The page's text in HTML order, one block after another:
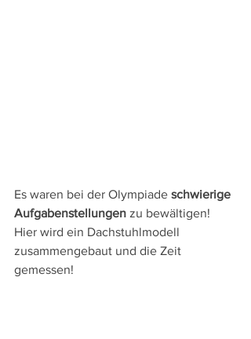
Es waren bei der Olympiade schwierige
Aufgabenstellungen zu bewältigen!
Hier wird ein Dachstuhlmodell
zusammengebaut und die Zeit
gemessen!